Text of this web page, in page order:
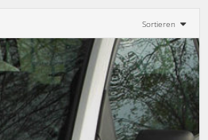
Sortieren